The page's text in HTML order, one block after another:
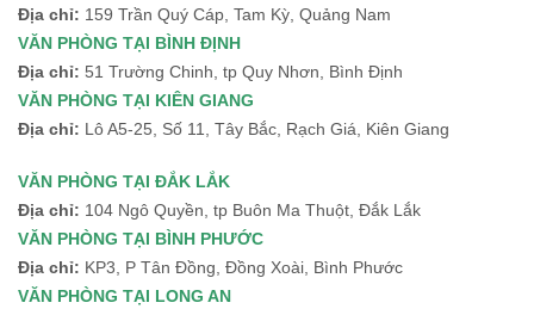
Địa chỉ: 159 Trần Quý Cáp, Tam Kỳ, Quảng Nam
VĂN PHÒNG TẠI BÌNH ĐỊNH
Địa chỉ: 51 Trường Chinh, tp Quy Nhơn, Bình Định
VĂN PHÒNG TẠI KIÊN GIANG
Địa chỉ: Lô A5-25, Số 11, Tây Bắc, Rạch Giá, Kiên Giang
VĂN PHÒNG TẠI ĐẮK LẮK
Địa chỉ: 104 Ngô Quyền, tp Buôn Ma Thuột, Đắk Lắk
VĂN PHÒNG TẠI BÌNH PHƯỚC
Địa chỉ: KP3, P Tân Đồng, Đồng Xoài, Bình Phước
VĂN PHÒNG TẠI LONG AN